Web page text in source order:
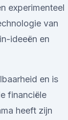
experimenteel
van
ideeën en
en is
financiële
heeft zijn